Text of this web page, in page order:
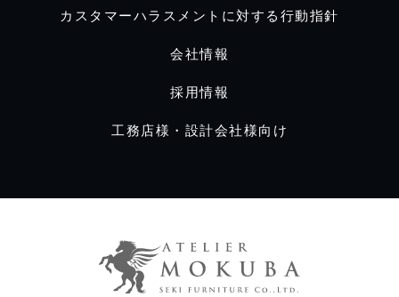
カスタマーハラスメントに対する行動指針
会社情報
採用情報
工務店様・設計会社様向け